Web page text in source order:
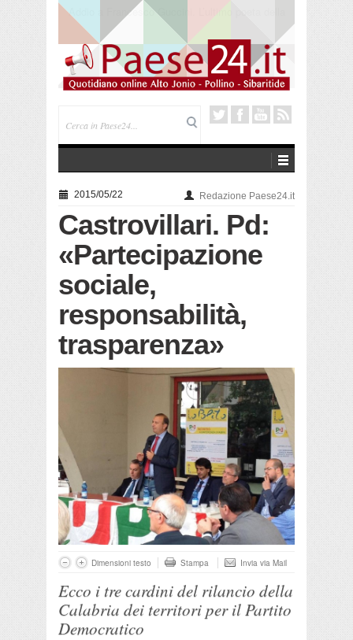
Saracena. Presentato “America”, il romanzo di Luigi
Pandolfi che racconta l’emigrazione
2015/05/22 Redazione Paese24.it
Castrovillari. Pd:
«Partecipazione
sociale,
responsabilità,
trasparenza»
Dimensioni testo Stampa Invia via Mail
Ecco i tre cardini del rilancio della
Calabria dei territori per il Partito
Democratico